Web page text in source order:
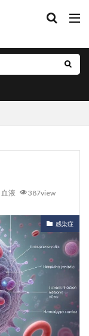
血液
387view
感染症